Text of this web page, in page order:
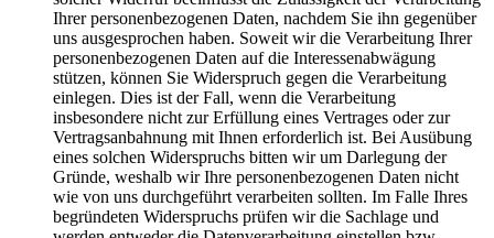
Ihrer personenbezogenen Daten, nachdem Sie ihn gegenüber
uns ausgesprochen haben. Soweit wir die Verarbeitung Ihrer
personenbezogenen Daten auf die Interessenabwägung
stützen, können Sie Widerspruch gegen die Verarbeitung
einlegen. Dies ist der Fall, wenn die Verarbeitung
insbesondere nicht zur Erfüllung eines Vertrages oder zur
Vertragsanbahnung mit Ihnen erforderlich ist. Bei Ausübung
eines solchen Widerspruchs bitten wir um Darlegung der
Gründe, weshalb wir Ihre personenbezogenen Daten nicht
wie von uns durchgeführt verarbeiten sollten. Im Falle Ihres
begründeten Widerspruchs prüfen wir die Sachlage und